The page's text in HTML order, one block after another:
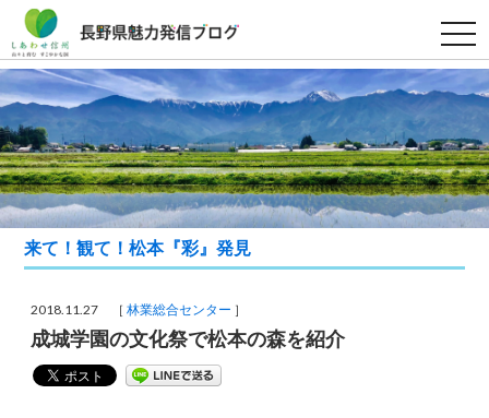
t
o
g
l
n
a
v
i
g
a
t
n
来て！観て！松本『彩』発見
2018.11.27 ［林業総合センター ］
成城学園の文化祭で松本の森を紹介